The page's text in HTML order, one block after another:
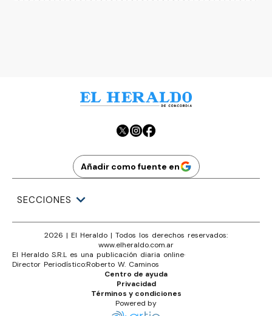
Añadir como fuente en
SECCIONES
2026 | El Heraldo | Todos los derechos reservados:
www.elheraldo.com.ar
El Heraldo S.R.L es una publicación diaria online·
Director Periodístico:Roberto W. Caminos
Términos y condiciones
Privacidad
Centro de ayuda
Powered by